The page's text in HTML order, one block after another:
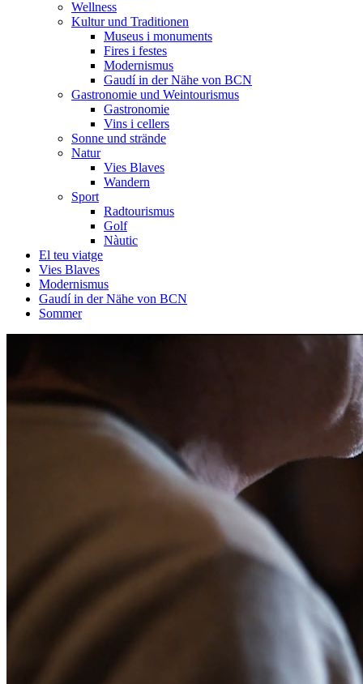
Wellness
Kultur und Traditionen
Museus i monuments
Fires i festes
Modernismus
Gaudí in der Nähe von BCN
Gastronomie und Weintourismus
Gastronomie
Vins i cellers
Sonne und strände
Natur
Vies Blaves
Wandern
Sport
Radtourismus
Golf
Nàutic
El teu viatge
Vies Blaves
Modernismus
Gaudí in der Nähe von BCN
Sommer